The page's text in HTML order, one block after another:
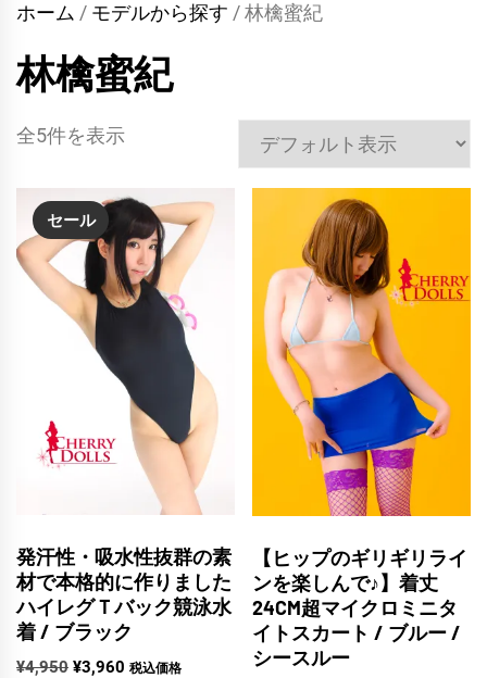
ホーム / モデルから探す / 林檎蜜紀
林檎蜜紀
全5件を表示
セール
発汗性・吸水性抜群の素
材で本格的に作りました
ハイレグＴバック競泳水
着 / ブラック
¥4,950 元
¥3,960 現
税込価格
【ヒップのギリギリライ
ンを楽しんで♪】着丈
24CM超マイクロミニタ
イトスカート / ブルー /
シースルー